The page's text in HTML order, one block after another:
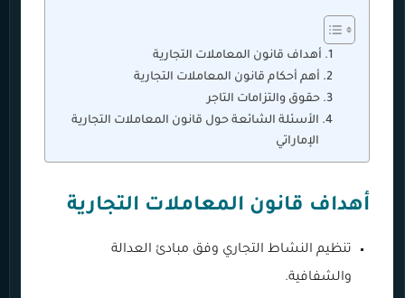
أهداف قانون المعاملات التجارية
أهم أحكام قانون المعاملات التجارية
حقوق والتزامات التاجر
الأسئلة الشائعة حول قانون المعاملات التجارية
الإماراتي
أهداف قانون المعاملات التجارية
تنظيم النشاط التجاري وفق مبادئ العدالة
والشفافية.